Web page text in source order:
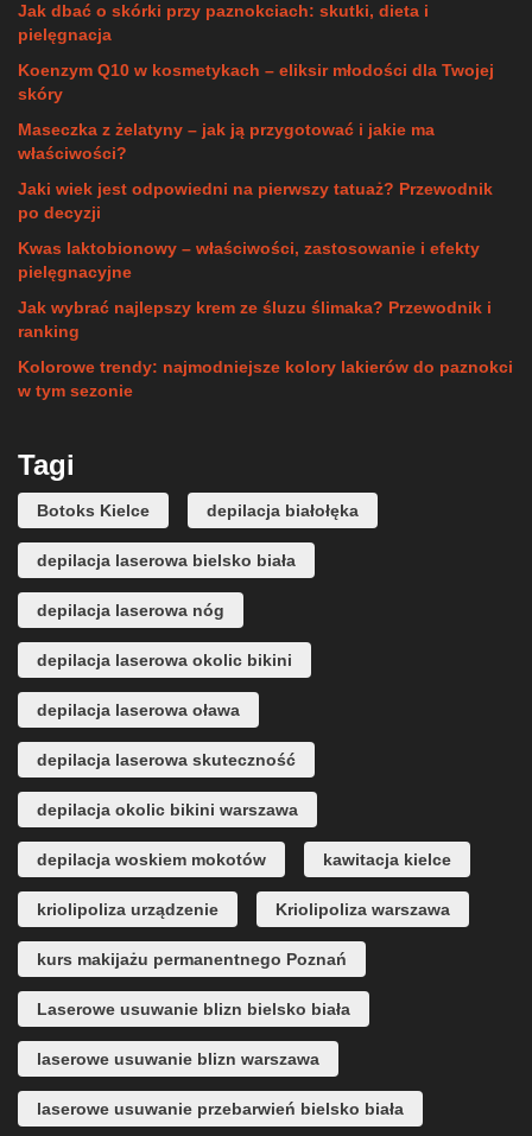
Jak dbać o skórki przy paznokciach: skutki, dieta i
pielęgnacja
Koenzym Q10 w kosmetykach – eliksir młodości dla Twojej
skóry
Maseczka z żelatyny – jak ją przygotować i jakie ma
właściwości?
Jaki wiek jest odpowiedni na pierwszy tatuaż? Przewodnik
po decyzji
Kwas laktobionowy – właściwości, zastosowanie i efekty
pielęgnacyjne
Jak wybrać najlepszy krem ze śluzu ślimaka? Przewodnik i
ranking
Kolorowe trendy: najmodniejsze kolory lakierów do paznokci
w tym sezonie
Tagi
Botoks Kielce depilacja białołęka
depilacja laserowa bielsko biała
depilacja laserowa nóg
depilacja laserowa okolic bikini
depilacja laserowa oława
depilacja laserowa skuteczność
depilacja okolic bikini warszawa
depilacja woskiem mokotów kawitacja kielce
kriolipoliza urządzenie Kriolipoliza warszawa
kurs makijażu permanentnego Poznań
Laserowe usuwanie blizn bielsko biała
laserowe usuwanie blizn warszawa
laserowe usuwanie przebarwień bielsko biała